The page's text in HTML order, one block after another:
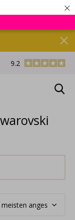
×
Kostenlose
9.2